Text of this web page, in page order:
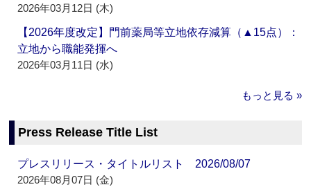
2026年03月12日 (木)
【2026年度改定】門前薬局等立地依存減算（▲15点）：
立地から職能発揮へ
2026年03月11日 (水)
もっと見る »
Press Release Title List
プレスリリース・タイトルリスト 2026/08/07
2026年08月07日 (金)